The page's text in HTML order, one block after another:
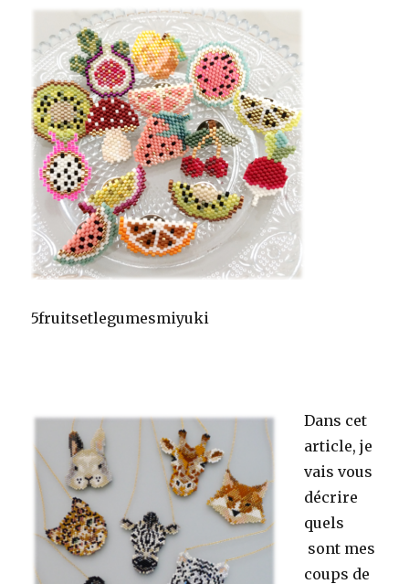
5fruitsetlegumesmiyuki
Dans cet
article, je
vais vous
décrire
quels
sont mes
coups de